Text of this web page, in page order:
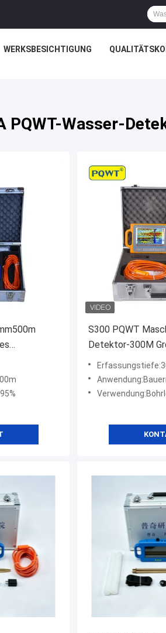
WERKSBESICHTIGUNG
PQWT-Wasser-
S300 PQWT
Detektor-300M
Finding